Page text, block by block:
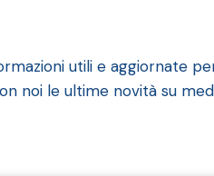
utili e aggiornate
noi le ultime novità su